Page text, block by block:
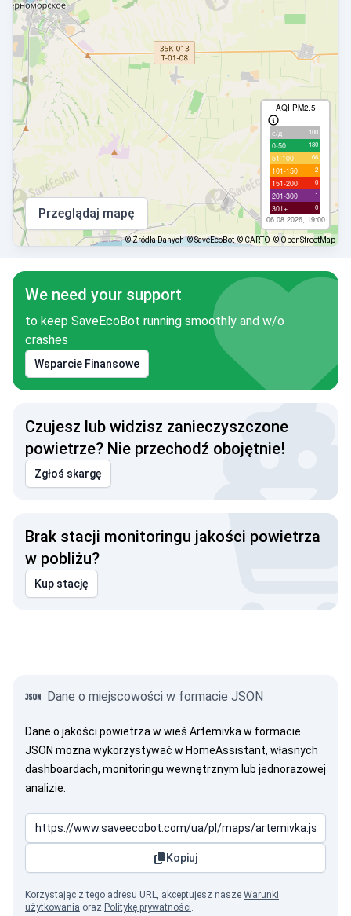
AQI PM2.5
с/д 100
0-50 180
51-100 66
101-150 2
151-200 0
201-300 1
301+ 0
06.08.2026, 19:00
Przeglądaj mapę
©Źródła Danych © SaveEcoBot © CARTO © OpenStreetMap
We need your support
to keep SaveEcoBot running smoothly and w/o
crashes
Wsparcie Finansowe
Czujesz lub widzisz zanieczyszczone
powietrze? Nie przechodź obojętnie!
Zgłoś skargę
Brak stacji monitoringu jakości powietrza
w pobliżu?
Kup stację
Dane o miejscowości w formacie JSON
Dane o jakości powietrza w wieś Artemivka w formacie
JSON można wykorzystywać w HomeAssistant, własnych
dashboardach, monitoringu wewnętrznym lub jednorazowej
analizie.
Kopiuj
Korzystając z tego adresu URL, akceptujesz nasze Warunki
użytkowania oraz Politykę prywatności.